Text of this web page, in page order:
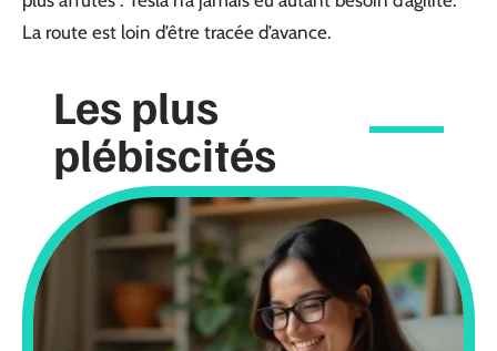
La route est loin d’être tracée d’avance.
Les plus
plébiscités